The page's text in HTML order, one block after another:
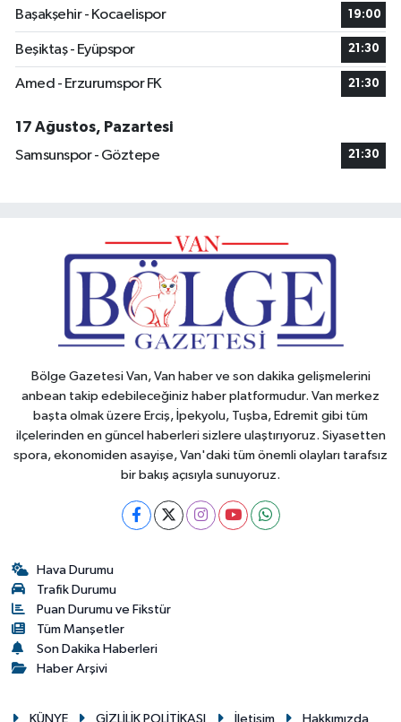
Başakşehir - Kocaelispor
19:00
Beşiktaş - Eyüpspor 21:30
Amed - Erzurumspor FK 21:30
17 Ağustos, Pazartesi
Samsunspor - Göztepe
21:30
Bölge Gazetesi Van, Van haber ve son dakika gelişmelerini
anbean takip edebileceğiniz haber platformudur. Van merkez
başta olmak üzere Erciş, İpekyolu, Tuşba, Edremit gibi tüm
ilçelerinden en güncel haberleri sizlere ulaştırıyoruz. Siyasetten
spora, ekonomiden asayişe, Van'daki tüm önemli olayları tarafsız
bir bakış açısıyla sunuyoruz.
Hava Durumu
Trafik Durumu
Puan Durumu ve Fikstür
Tüm Manşetler
Son Dakika Haberleri
Haber Arşivi
KÜNYE GİZLİLİK POLİTİKASI İletişim Hakkımızda